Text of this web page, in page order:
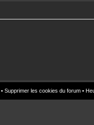
• Supprimer les cookies du forum •